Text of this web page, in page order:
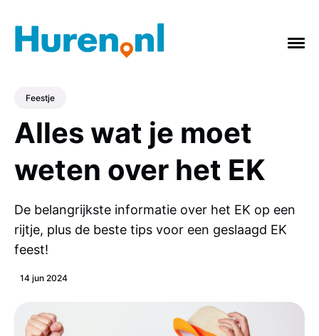
Feestje
Alles wat je moet
weten over het EK
De belangrijkste informatie over het EK op een
rijtje, plus de beste tips voor een geslaagd EK
feest!
14 jun 2024
Vakantie Verbouwing Afvalcontainer
Feestje Tuin Badkamer Keuken
gras Verhuizing Slopen